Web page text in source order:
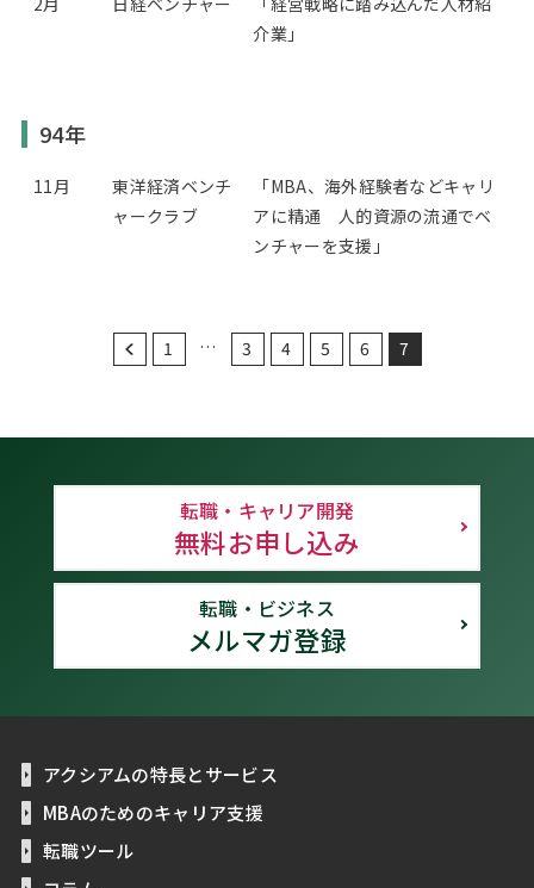
介業」
94年
11月
東洋経済ベンチ
ャークラブ
「MBA、海外経験者などキャリ
アに精通 人的資源の流通でベ
ンチャーを支援」
1 … 3 4 5 6 7
転職・キャリア開発
無料お申し込み
転職・ビジネス
メルマガ登録
アクシアムの特長とサービス
MBAのためのキャリア支援
転職ツール